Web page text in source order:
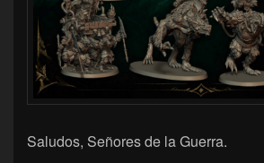
Saludos, Señores de la Guerra.